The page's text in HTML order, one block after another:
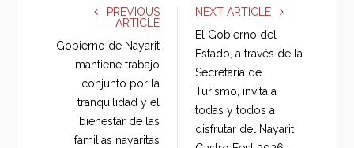
e
o
k
r
g
+
I
PREVIOUS
ARTICLE
Gobierno de Nayarit
mantiene trabajo
conjunto por la
tranquilidad y el
bienestar de las
familias nayaritas
NEXT ARTICLE
El Gobierno del
Estado, a través de la
Secretaría de
Turismo, invita a
todas y todos a
disfrutar del Nayarit